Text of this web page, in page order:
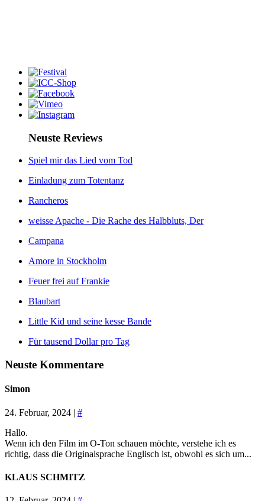
Neuste Reviews
Spiel mir das Lied vom Tod
Einladung zum Totentanz
Rancheros
weisse Apache - Die Rache des Halbbluts, Der
Campana
Amore in Stockholm
Feuer frei auf Frankie
Blaubart
Little Kid und seine kesse Bande
Für tausend Dollar pro Tag
Neuste Kommentare
Simon
24. Februar, 2024 | #
Hallo.
Wenn ich den Film im O-Ton schauen möchte, verstehe ich es
richtig, dass die Originalsprache Englisch ist, obwohl es sich um...
KLAUS SCHMITZ